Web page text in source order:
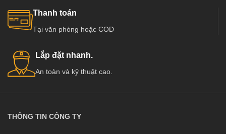
Thanh toán
Tại văn phòng hoặc COD
Lắp đặt nhanh.
An toàn và kỹ thuật cao.
THÔNG TIN CÔNG TY